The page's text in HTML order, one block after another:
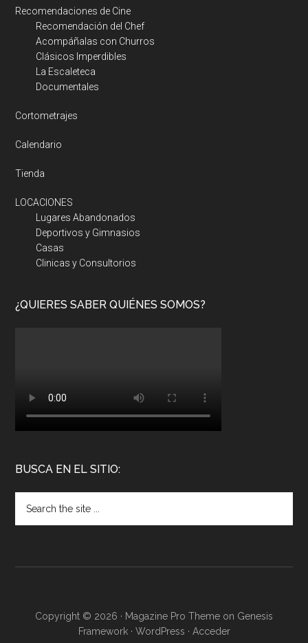
Recomendaciones de Cine
Recomendación del Chef
Acompáñalas con Churros
Clásicos Imperdibles
La Escaleteca
Documentales
Cortometrajes
Calendario
Tienda
LOCACIONES
Lugares Abandonados
Deportivos y Gimnasios
Casas
Clinicas y Consultorios
¿QUIERES SABER QUIÉNES SOMOS?
BUSCA EN EL SITIO:
Copyright © 2026 · Magazine Pro Theme on Genesis
Framework· WordPress · Acceder